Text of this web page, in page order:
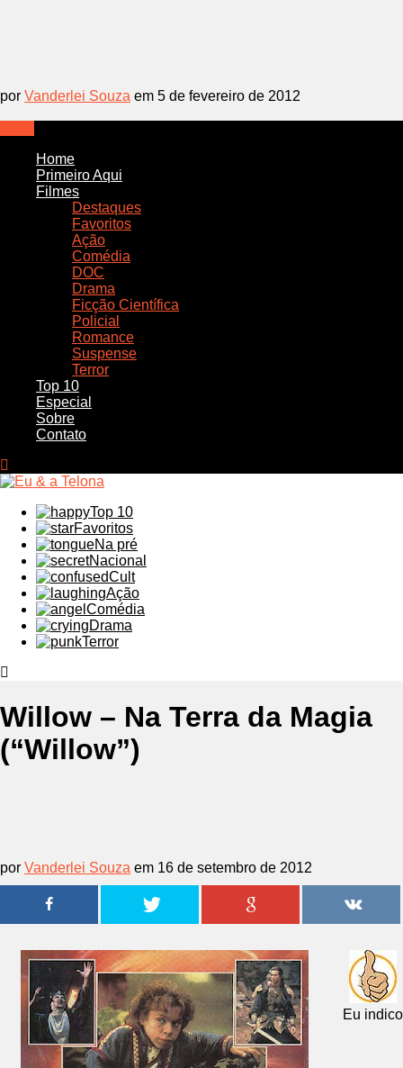
por Vanderlei Souza em 5 de fevereiro de 2012
Home
Primeiro Aqui
Filmes
Destaques
Favoritos
Ação
Comédia
DOC
Drama
Ficção Científica
Policial
Romance
Suspense
Terror
Top 10
Especial
Sobre
Contato
Top 10
Favoritos
Na pré
Nacional
Cult
Ação
Comédia
Drama
Terror
Willow – Na Terra da Magia
(“Willow”)
por Vanderlei Souza em 16 de setembro de 2012
Eu indico